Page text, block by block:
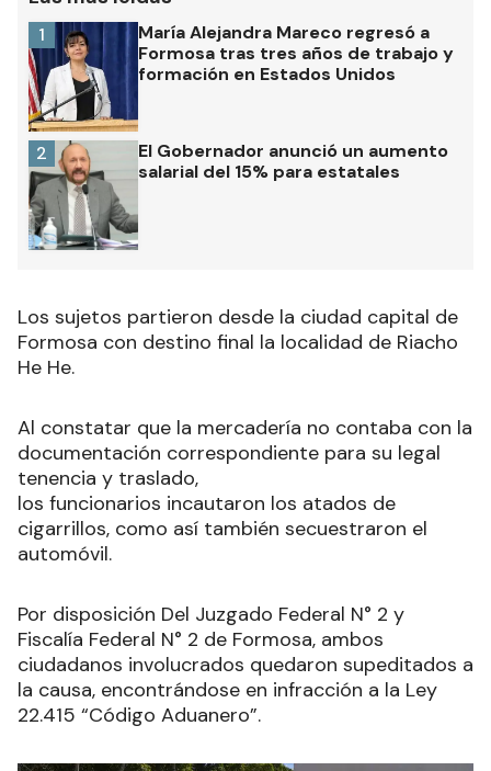
María Alejandra Mareco regresó a
Formosa tras tres años de trabajo y
formación en Estados Unidos
1
El Gobernador anunció un aumento
salarial del 15% para estatales
2
Los sujetos partieron desde la ciudad capital de
Formosa con destino final la localidad de Riacho
He He.
Al constatar que la mercadería no contaba con la
documentación correspondiente para su legal
tenencia y traslado,
los funcionarios incautaron los atados de
cigarrillos, como así también secuestraron el
automóvil.
Por disposición Del Juzgado Federal N° 2 y
Fiscalía Federal N° 2 de Formosa, ambos
ciudadanos involucrados quedaron supeditados a
la causa, encontrándose en infracción a la Ley
22.415 “Código Aduanero”.